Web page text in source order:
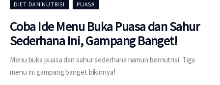
DIET DAN NUTRISI PUASA
Coba Ide Menu Buka Puasa dan Sahur
Sederhana Ini, Gampang Banget!
Menu buka puasa dan sahur sederhana namun bernutrisi. Tiga
menu ini gampang banget bikinnya!